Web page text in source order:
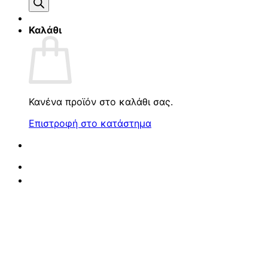
Καλάθι
Κανένα προϊόν στο καλάθι σας.
Επιστροφή στο κατάστημα